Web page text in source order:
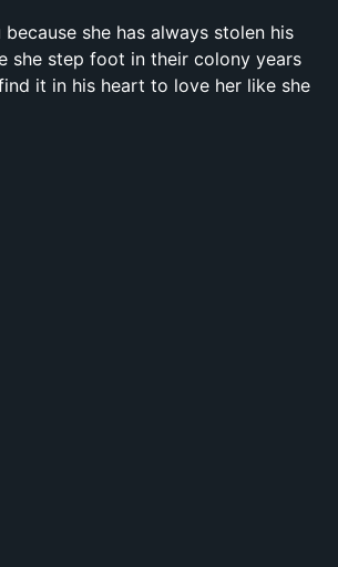
she has always stolen his
she step foot in their colony years
it in his heart to love her like she